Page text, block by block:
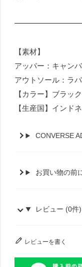
【素材】
アッパー：キャン
アウトソール：ラ
【カラー】ブラック
【生産国】インド
CONVERSE
お買い物の前
レビュー (0件)
レビューを書く